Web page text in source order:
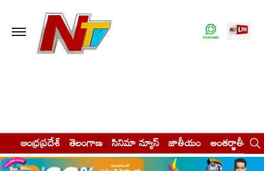
ఆంధ్రప్రదేశ్ తెలంగాణ సినిమా న్యూస్ జాతీయం అంతర్జాతీయం